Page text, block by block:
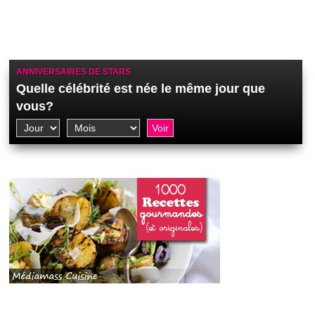
ANNIVERSAIRES DE STARS
Quelle célébrité est née le même jour que
vous?